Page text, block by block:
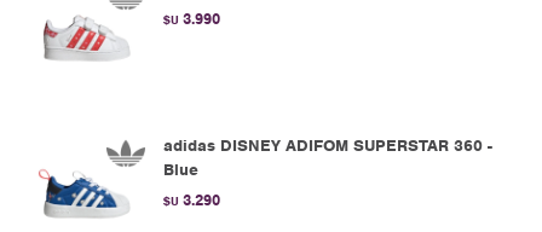
$U 3.990
adidas DISNEY ADIFOM SUPERSTAR 360 -
Blue
$U 3.290